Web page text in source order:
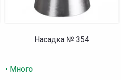
Насадка № 354
• Много